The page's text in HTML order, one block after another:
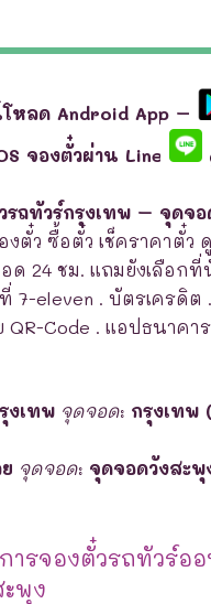
หลด Android App –
จองตั๋วผ่าน Line
รถทัวร์กรุงเทพ – จุดจ
งตั๋ว ซื้อตั๋ว เช็คราคาตั๋ว
ด 24 ชม. แถมยังเลือกที่
7-eleven . บัตรเครดิต
Code . แอปธนาคา
งเทพ จุดจอด: กรุงเทพ
จุดจอด: จุดจอดวังสะพุ
ารจองตั๋วรถทัวร์อ
พุง